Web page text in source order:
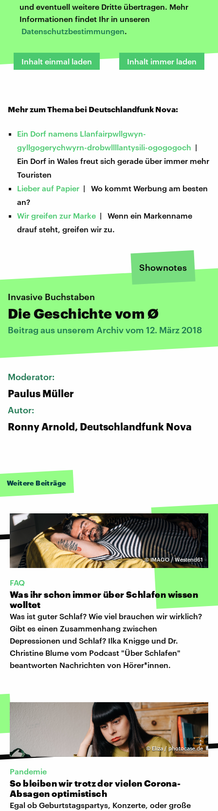
und eventuell weitere Dritte übertragen. Mehr
Informationen findet Ihr in unseren
Datenschutzbestimmungen.
Inhalt einmal laden Inhalt immer laden
Mehr zum Thema bei Deutschlandfunk Nova:
Ein Dorf namens Llanfairpwllgwyn-
gyllgogerychwyrn-drobwllllantysili-ogogogoch |
Ein Dorf in Wales freut sich gerade über immer mehr
Touristen
Lieber auf Papier | Wo kommt Werbung am besten
an?
Wir greifen zur Marke | Wenn ein Markenname
drauf steht, greifen wir zu.
Shownotes
Invasive Buchstaben
Die Geschichte vom Ø
Beitrag aus unserem Archiv vom 12. März 2018
Moderator:
Paulus Müller
Autor:
Ronny Arnold, Deutschlandfunk Nova
Weitere Beiträge
©IMAGO / Westend61
FAQ
Was ihr schon immer über Schlafen wissen
wolltet
Was ist guter Schlaf? Wie viel brauchen wir wirklich?
Gibt es einen Zusammenhang zwischen
Depressionen und Schlaf? Ilka Knigge und Dr.
Christine Blume vom Podcast "Über Schlafen"
beantworten Nachrichten von Hörer*innen.
©Eliza / photocase.de
Pandemie
So bleiben wir trotz der vielen Corona-
Absagen optimistisch
Egal ob Geburtstagspartys, Konzerte, oder große